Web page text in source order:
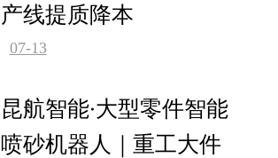
产线提质降本
07-13
昆航智能·大型零件智能
喷砂机器人｜重工大件